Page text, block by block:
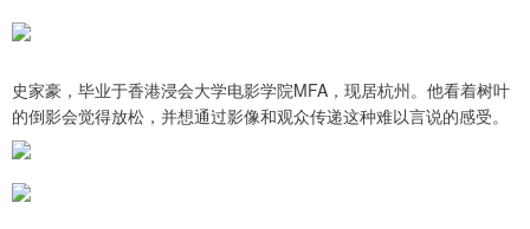
史家豪，毕业于香港浸会大学电影学院MFA，现居杭州。他看着树叶
的倒影会觉得放松，并想通过影像和观众传递这种难以言说的感受。